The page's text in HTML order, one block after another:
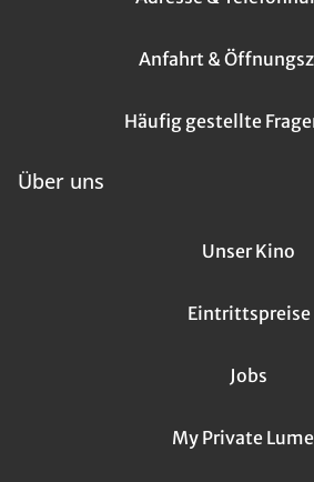
Anfahrt &
Häufig gestellte
Über uns
Unser Kino
Eintrittspreise
Jobs
My Private